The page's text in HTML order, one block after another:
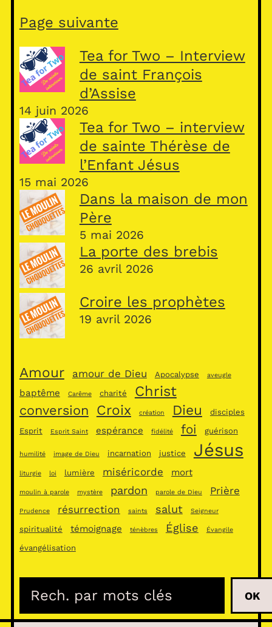
Page suivante
Tea for Two – Interview
de saint François
d’Assise
14 juin 2026
Tea for Two – interview
de sainte Thérèse de
l’Enfant Jésus
15 mai 2026
Dans la maison de mon
Père
5 mai 2026
La porte des brebis
26 avril 2026
Croire les prophètes
19 avril 2026
Amour amour de Dieu Apocalypse aveugle
baptême Carême charité Christ
conversion Croix création Dieu disciples
Esprit Esprit Saint espérance fidélité foi guérison
humilité image de Dieu incarnation justice Jésus
liturgie loi lumière miséricorde mort
moulin à parole mystère pardon parole de Dieu Prière
Prudence résurrection saints salut Seigneur
spiritualité témoignage ténèbres Église Évangile
évangélisation
c
OK